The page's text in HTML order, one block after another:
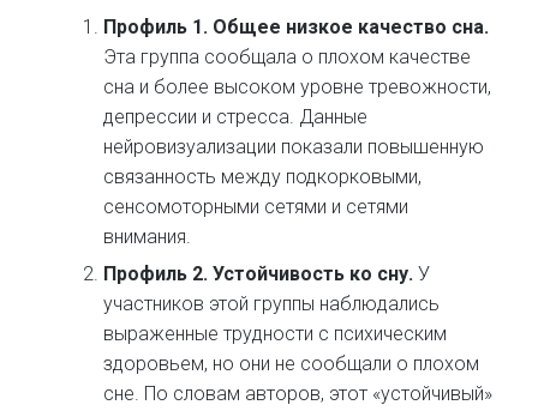
Профиль 1. Общее низкое качество сна.
Эта группа сообщала о плохом качестве
сна и более высоком уровне тревожности,
депрессии и стресса. Данные
нейровизуализации показали повышенную
связанность между подкорковыми,
сенсомоторными сетями и сетями
внимания.
Профиль 2. Устойчивость ко сну. У
участников этой группы наблюдались
выраженные трудности с психическим
здоровьем, но они не сообщали о плохом
сне. По словам авторов, этот «устойчивый»